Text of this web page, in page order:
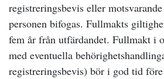
registreringsbevis eller
personen bifogas. Fullmakts
fem år från utfärdandet. Fullmakt i
med eventuella
registreringsbevis) bör i god tid före